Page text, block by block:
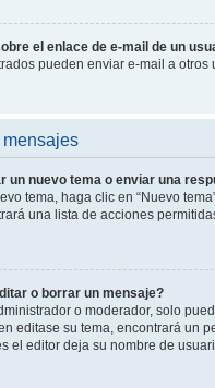
el enlace de e-mail de un
pueden enviar e-mail a
un nuevo tema o enviar una
tema, haga clic en “Nuevo
una lista de acciones
o borrar un mensaje?
o moderador, solo
editase su tema, encontrará un
el editor deja su nombre de